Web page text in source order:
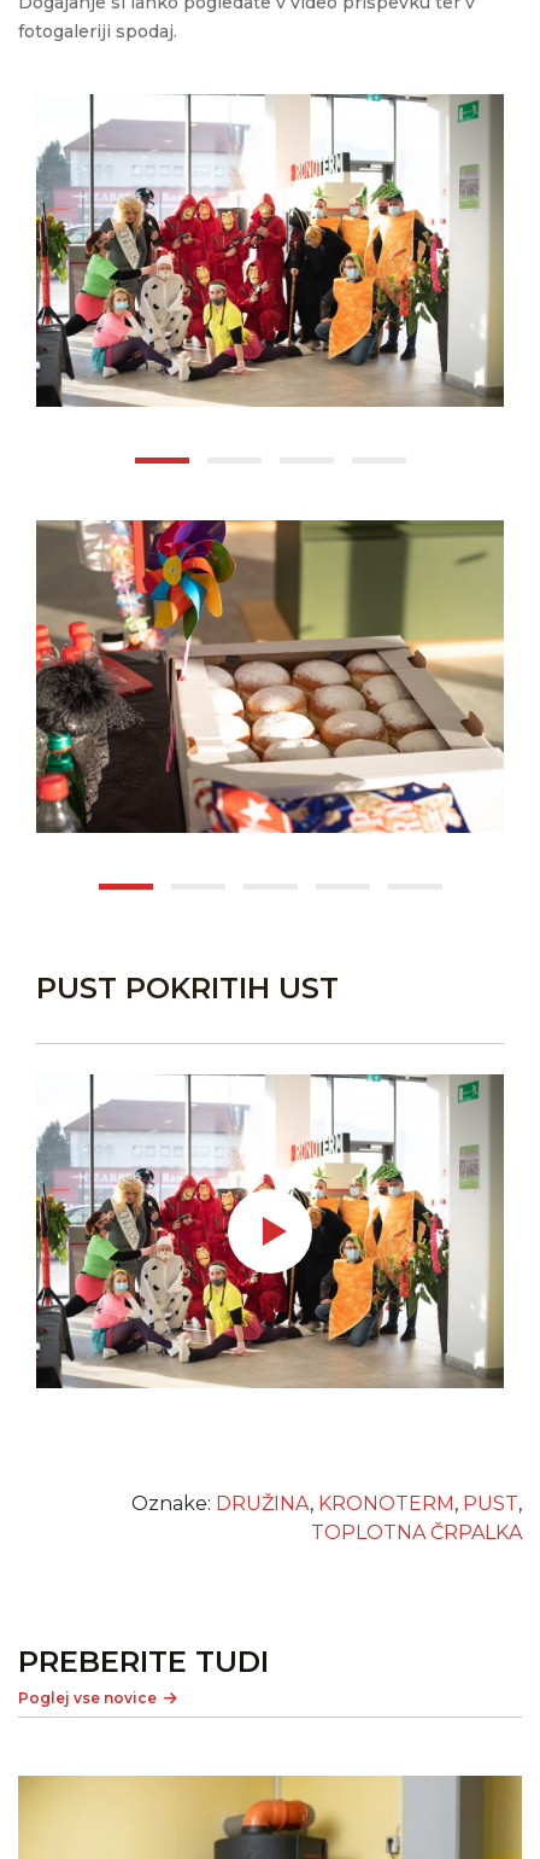
fotogaleriji spodaj.
PUST POKRITIH UST
Oznake: DRUŽINA, KRONOTERM, PUST,
TOPLOTNA ČRPALKA
PREBERITE TUDI
Poglej vse novice